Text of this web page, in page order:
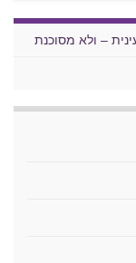
– ולא מסוכנת